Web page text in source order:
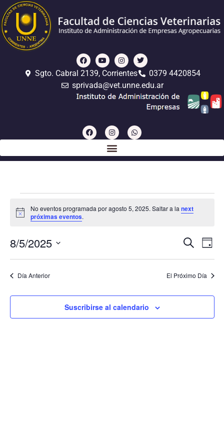
Sgto. Cabral 2139, Corrientes
0379 4420854
sprivada@vet.unne.edu.ar
Notice
No eventos programada por agosto 5, 2025. Saltar a lanext
próximas eventos.
de
y
Búsqueda
de
Day
8/5/2025
la
fecha.
Día Anterior El Próximo Día
Suscribirse al calendario